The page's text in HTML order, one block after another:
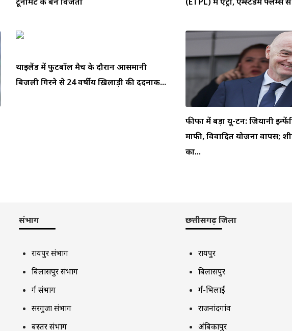
थाईलैंड में फुटबॉल मैच के दौरान आसमानी
बिजली गिरने से 24 वर्षीय ख़िलाड़ी की दर्दनाक...
फीफा में बड़ा यू-टर्न: जियानी
माफी, विवादित योजना वापस;
का...
संभाग
रायपुर संभाग
बिलासपुर संभाग
दुर्ग संभाग
सरगुजा संभाग
बस्तर संभाग
छत्तीसगढ़ जिला
रायपुर
बिलासपुर
दुर्ग-भिलाई
राजनांदगांव
अंबिकापुर